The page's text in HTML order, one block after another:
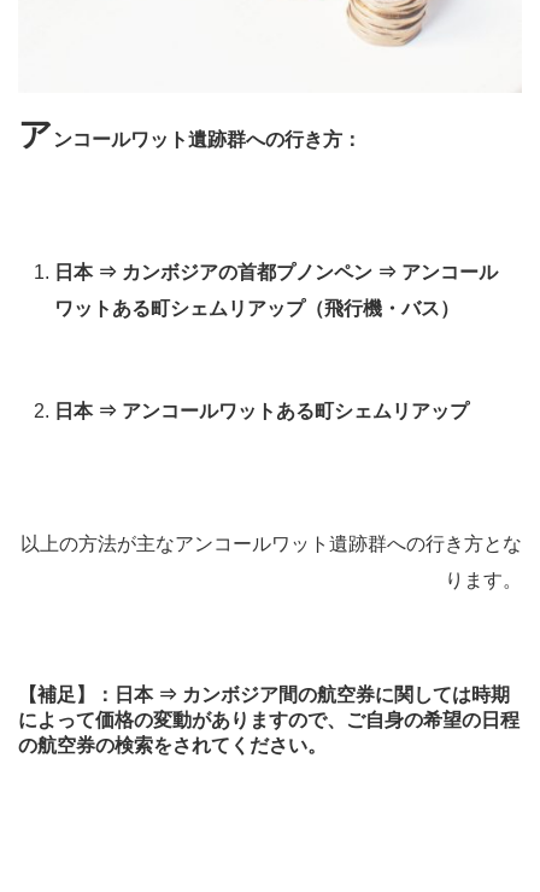
ア ンコールワット遺跡群への行き方：
日本 ⇒ カンボジアの首都プノンペン ⇒ アンコール
ワットある町シェムリアップ（飛行機・バス）
日本 ⇒ アンコールワットある町シェムリアップ
以上の方法が主なアンコールワット遺跡群への行き方とな
ります。
【補足】：日本 ⇒ カンボジア間の航空券に関しては時期
によって価格の変動がありますので、ご自身の希望の日程
の航空券の検索をされてください。